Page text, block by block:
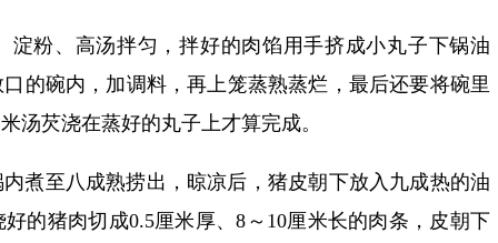
淀粉、高汤拌匀，拌好的肉馅用手挤成小丸子下锅油
的碗内，加调料，再上笼蒸熟蒸烂，最后还要将碗里
汤芡浇在蒸好的丸子上才算完成。
煮至八成熟捞出，晾凉后，猪皮朝下放入九成热的油
的猪肉切成0.5厘米厚、8～10厘米长的肉条，皮朝下